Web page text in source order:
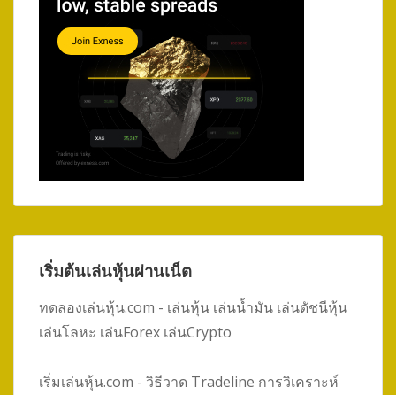
เริ่มต้นเล่นหุ้นผ่านเน็ต
ทดลองเล่นหุ้น.com - เล่นหุ้น เล่นน้ำมัน เล่นดัชนีหุ้น
เล่นโลหะ เล่นForex เล่นCrypto
เริ่มเล่นหุ้น.com - วิธีวาด Tradeline การวิเคราะห์